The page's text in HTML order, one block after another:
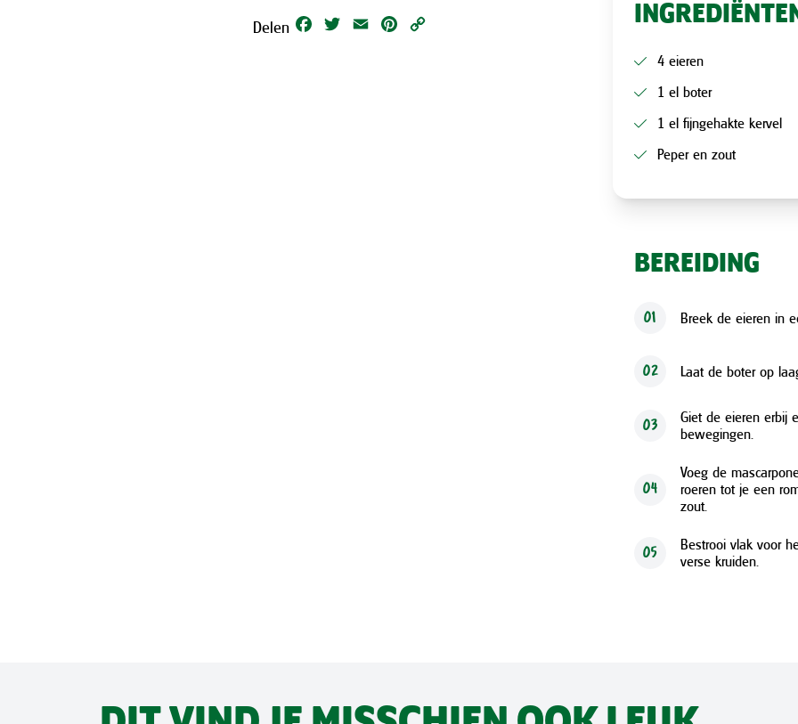
Delen Facebook
Twitter Email Pinterest
4 eieren
1 el boter
1 el fijngehakte kervel
Peper en zout
BEREIDING
01 Breek de eieren in
02 Laat de boter op
03
Giet de eieren erbij
bewegingen.
04
Voeg de
roeren tot je een
zout.
05
Bestrooi vlak voor
verse kruiden.